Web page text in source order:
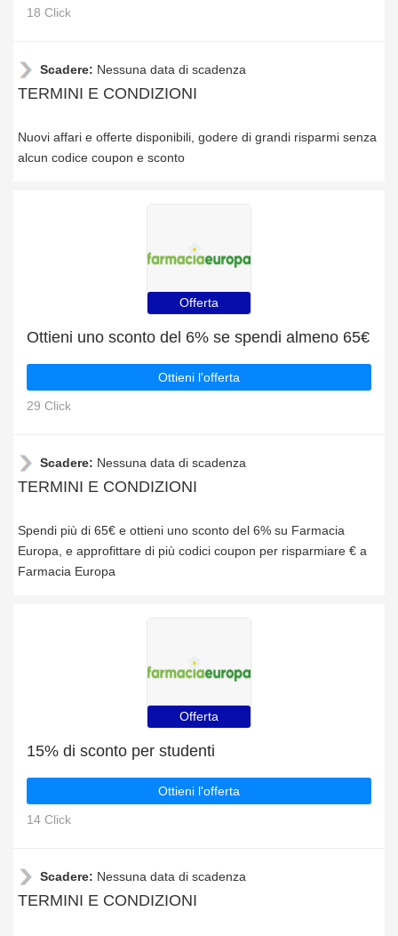
18 Click
Scadere: Nessuna data di scadenza
TERMINI E CONDIZIONI
Nuovi affari e offerte disponibili, godere di grandi risparmi senza
alcun codice coupon e sconto
Offerta
Ottieni uno sconto del 6% se spendi almeno 65€
Ottieni l'offerta
29 Click
Scadere: Nessuna data di scadenza
TERMINI E CONDIZIONI
Spendi più di 65€ e ottieni uno sconto del 6% su Farmacia
Europa, e approfittare di più codici coupon per risparmiare € a
Farmacia Europa
Offerta
15% di sconto per studenti
Ottieni l'offerta
14 Click
Scadere: Nessuna data di scadenza
TERMINI E CONDIZIONI